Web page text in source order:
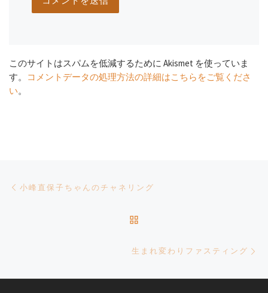
このサイトはスパムを低減するために Akismet を使っていま
す。
コメントデータの処理方法の詳細はこちらをご覧くださ
い。
Post navigation
小峰直保子ちゃんのチャネリング
生まれ変わりファスティング